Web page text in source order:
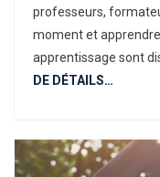
professeurs,
moment et
apprentissage sont
DE DÉTAILS…